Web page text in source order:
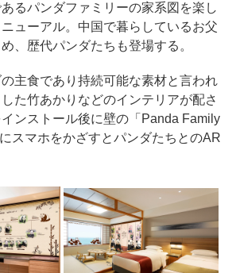
るパンダファミリーの家系図を楽し
ューアル。中国で暮らしているお父
、歴代パンダたちも登場する。
主食であり持続可能な素材と言われ
た竹あかりなどのインテリアが配さ
ンストール後に壁の「Panda Family
スマホをかざすとパンダたちとのAR